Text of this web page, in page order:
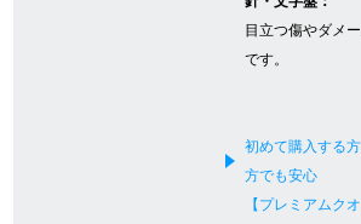
店舗情報
目立つ傷やダメ
です。
初めて購入する
方でも安心
【プレミアムク